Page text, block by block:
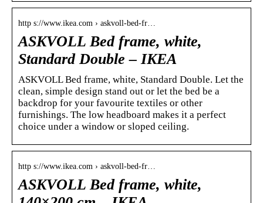
http s://www.ikea.com › askvoll-bed-fr…
ASKVOLL Bed frame, white,
Standard Double – IKEA
ASKVOLL Bed frame, white, Standard Double. Let the
clean, simple design stand out or let the bed be a
backdrop for your favourite textiles or other
furnishings. The low headboard makes it a perfect
choice under a window or sloped ceiling.
http s://www.ikea.com › askvoll-bed-fr…
ASKVOLL Bed frame, white,